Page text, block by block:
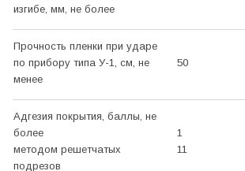
изгибе, мм, не более
Прочность пленки при ударе
по прибору типа У-1, см, не
менее
50
Адгезия покрытия, баллы, не
более
методом решетчатых
подрезов
1
11